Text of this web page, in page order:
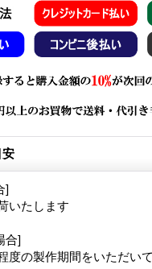
安
]
いたします
合]
度の製作期間をいただい